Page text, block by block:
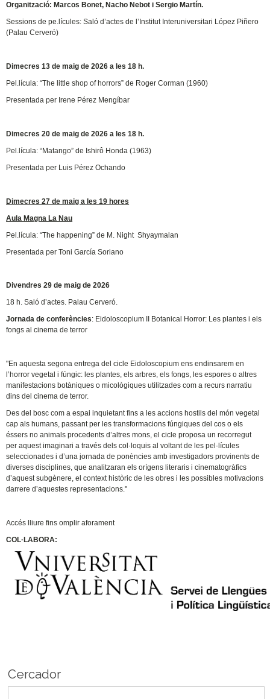
Organització: Marcos Bonet, Nacho Nebot i Sergio Martín.
Sessions de pe.lícules: Saló d’actes de l’Institut Interuniversitari López Piñero
(Palau Cerveró)
Dimecres 13 de maig de 2026 a les 18 h.
Pel.lícula: “The little shop of horrors” de Roger Corman (1960)
Presentada per Irene Pérez Mengíbar
Dimecres 20 de maig de 2026 a les 18 h.
Pel.lícula: “Matango” de Ishirô Honda (1963)
Presentada per Luis Pérez Ochando
Dimecres 27 de maig a les 19 hores
Aula Magna La Nau
Pel.lícula: “The happening” de M. Night Shyaymalan
Presentada per Toni García Soriano
Divendres 29 de maig de 2026
18 h. Saló d’actes. Palau Cerveró.
Jornada de conferències: Eidoloscopium II Botanical Horror: Les plantes i els
fongs al cinema de terror
"En aquesta segona entrega del cicle Eidoloscopium ens endinsarem en
l’horror vegetal i fúngic: les plantes, els arbres, els fongs, les espores o altres
manifestacions botàniques o micològiques utilitzades com a recurs narratiu
dins del cinema de terror.
Des del bosc com a espai inquietant fins a les accions hostils del món vegetal
cap als humans, passant per les transformacions fúngiques del cos o els
éssers no animals procedents d’altres mons, el cicle proposa un recorregut
per aquest imaginari a través dels col·loquis al voltant de les pel·lícules
seleccionades i d’una jornada de ponències amb investigadors provinents de
diverses disciplines, que analitzaran els orígens literaris i cinematogràfics
d’aquest subgènere, el context històric de les obres i les possibles motivacions
darrere d’aquestes representacions."
Accés lliure fins omplir aforament
COL·LABORA:
Cercador